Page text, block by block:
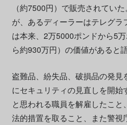
（約7500円）で販売されてい
が、あるディーラーはテレグラ
は本来、2万5000ポンドから5
ら約930万円）の価値があると
盗難品、紛失品、破損品の発見
にセキュリティの見直しを開始
と思われる職員を解雇したこと
法的措置を取ること、また警視